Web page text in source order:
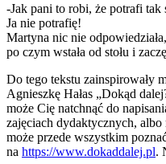
-Jak pani to robi, że potrafi
Ja nie potrafię!
Martyna nic nie
po czym wstała od stołu i
Do tego tekstu zainspirowały
Agnieszkę Hałas „Dokąd
może Cię natchnąć do
zajęciach dydaktycznych,
może przede wszystkim
na https://www.dokaddalej.pl.